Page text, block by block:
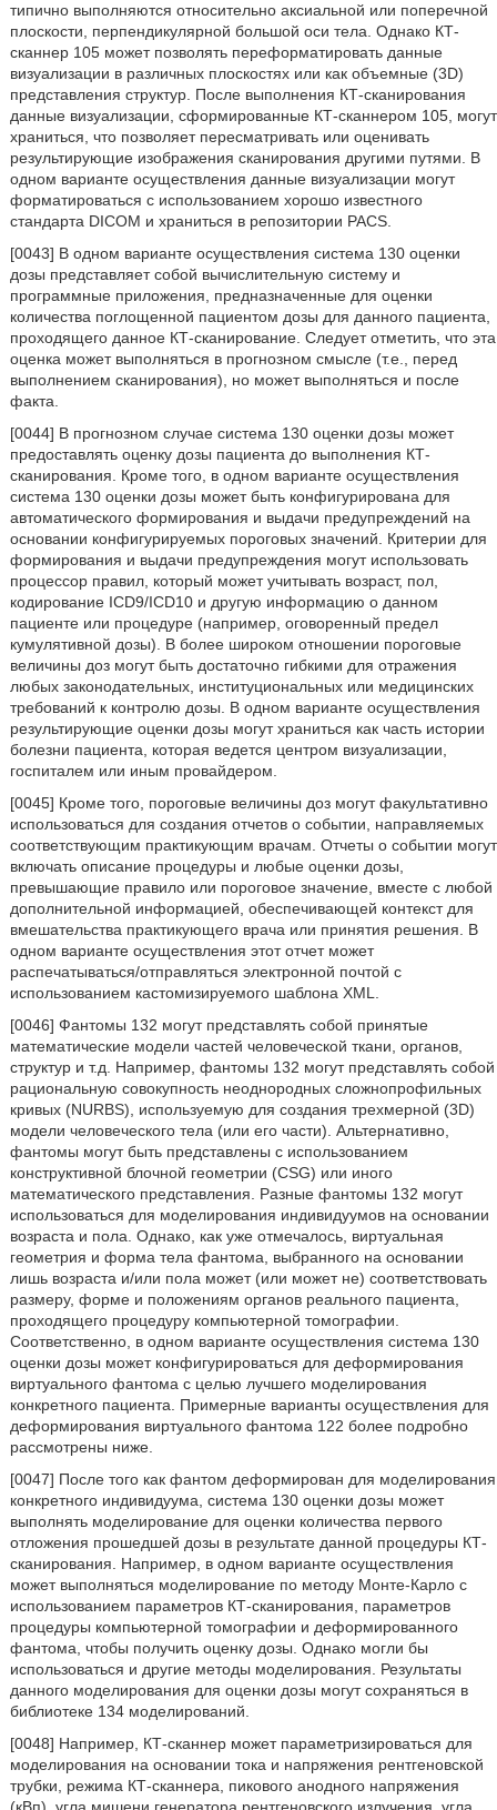
типично выполняются относительно аксиальной или поперечной
плоскости, перпендикулярной большой оси тела. Однако КТ-
сканнер 105 может позволять переформатировать данные
визуализации в различных плоскостях или как объемные (3D)
представления структур. После выполнения КТ-сканирования
данные визуализации, сформированные КТ-сканнером 105, могут
храниться, что позволяет пересматривать или оценивать
результирующие изображения сканирования другими путями. В
одном варианте осуществления данные визуализации могут
форматироваться с использованием хорошо известного
стандарта DICOM и храниться в репозитории PACS.
[0043] В одном варианте осуществления система 130 оценки
дозы представляет собой вычислительную систему и
программные приложения, предназначенные для оценки
количества поглощенной пациентом дозы для данного пациента,
проходящего данное КТ-сканирование. Следует отметить, что эта
оценка может выполняться в прогнозном смысле (т.е., перед
выполнением сканирования), но может выполняться и после
факта.
[0044] В прогнозном случае система 130 оценки дозы может
предоставлять оценку дозы пациента до выполнения КТ-
сканирования. Кроме того, в одном варианте осуществления
система 130 оценки дозы может быть конфигурирована для
автоматического формирования и выдачи предупреждений на
основании конфигурируемых пороговых значений. Критерии для
формирования и выдачи предупреждения могут использовать
процессор правил, который может учитывать возраст, пол,
кодирование ICD9/ICD10 и другую информацию о данном
пациенте или процедуре (например, оговоренный предел
кумулятивной дозы). В более широком отношении пороговые
величины доз могут быть достаточно гибкими для отражения
любых законодательных, институциональных или медицинских
требований к контролю дозы. В одном варианте осуществления
результирующие оценки дозы могут храниться как часть истории
болезни пациента, которая ведется центром визуализации,
госпиталем или иным провайдером.
[0045] Кроме того, пороговые величины доз могут факультативно
использоваться для создания отчетов о событии, направляемых
соответствующим практикующим врачам. Отчеты о событии могут
включать описание процедуры и любые оценки дозы,
превышающие правило или пороговое значение, вместе с любой
дополнительной информацией, обеспечивающей контекст для
вмешательства практикующего врача или принятия решения. В
одном варианте осуществления этот отчет может
распечатываться/отправляться электронной почтой с
использованием кастомизируемого шаблона XML.
[0046] Фантомы 132 могут представлять собой принятые
математические модели частей человеческой ткани, органов,
структур и т.д. Например, фантомы 132 могут представлять собой
рациональную совокупность неоднородных сложнопрофильных
кривых (NURBS), используемую для создания трехмерной (3D)
модели человеческого тела (или его части). Альтернативно,
фантомы могут быть представлены с использованием
конструктивной блочной геометрии (CSG) или иного
математического представления. Разные фантомы 132 могут
использоваться для моделирования индивидуумов на основании
возраста и пола. Однако, как уже отмечалось, виртуальная
геометрия и форма тела фантома, выбранного на основании
лишь возраста и/или пола может (или может не) соответствовать
размеру, форме и положениям органов реального пациента,
проходящего процедуру компьютерной томографии.
Соответственно, в одном варианте осуществления система 130
оценки дозы может конфигурироваться для деформирования
виртуального фантома с целью лучшего моделирования
конкретного пациента. Примерные варианты осуществления для
деформирования виртуального фантома 122 более подробно
рассмотрены ниже.
[0047] После того как фантом деформирован для моделирования
конкретного индивидуума, система 130 оценки дозы может
выполнять моделирование для оценки количества первого
отложения прошедшей дозы в результате данной процедуры КТ-
сканирования. Например, в одном варианте осуществления
может выполняться моделирование по методу Монте-Карло с
использованием параметров КТ-сканирования, параметров
процедуры компьютерной томографии и деформированного
фантома, чтобы получить оценку дозы. Однако могли бы
использоваться и другие методы моделирования. Результаты
данного моделирования для оценки дозы могут сохраняться в
библиотеке 134 моделирований.
[0048] Например, КТ-сканнер может параметризироваться для
моделирования на основании тока и напряжения рентгеновской
трубки, режима КТ-сканнера, пикового анодного напряжения